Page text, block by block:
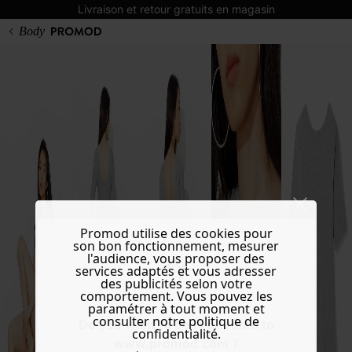
Livraison et retour gratuits en magasin
Do you want to be redirected to
www.promod.com ?
Body
Promod utilise des cookies pour
son bon fonctionnement, mesurer
l'audience, vous proposer des
services adaptés et vous adresser
des publicités selon votre
comportement. Vous pouvez les
paramétrer à tout moment et
consulter notre politique de
confidentialité.